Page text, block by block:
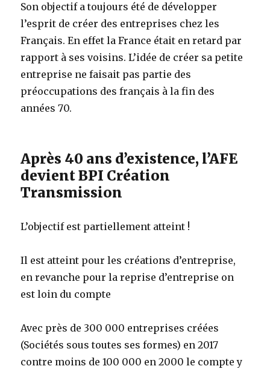
Son objectif a toujours été de développer
l’esprit de créer des entreprises chez les
Français. En effet la France était en retard par
rapport à ses voisins. L’idée de créer sa petite
entreprise ne faisait pas partie des
préoccupations des français à la fin des
années 70.
Après 40 ans d’existence, l’AFE
devient BPI Création
Transmission
L’objectif est partiellement atteint !
Il est atteint pour les créations d’entreprise,
en revanche pour la reprise d’entreprise on
est loin du compte
Avec près de 300 000 entreprises créées
(Sociétés sous toutes ses formes) en 2017
contre moins de 100 000 en 2000 le compte y